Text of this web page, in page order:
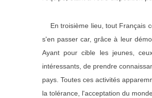
En troisième lieu, tout Français
s'en passer car, grâce à leur
Ayant pour cible les jeunes,
intéressants, de prendre
pays. Toutes ces activités
la tolérance, l'acceptation du